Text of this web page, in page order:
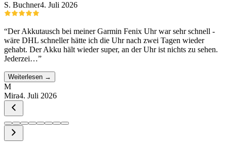
S. Buchner4. Juli 2026
“Der Akkutausch bei meiner Garmin Fenix Uhr war sehr schnell -
wäre DHL schneller hätte ich die Uhr nach zwei Tagen wieder
gehabt. Der Akku hält wieder super, an der Uhr ist nichts zu sehen.
Jederzei…”
Weiterlesen →
M
Mira4. Juli 2026